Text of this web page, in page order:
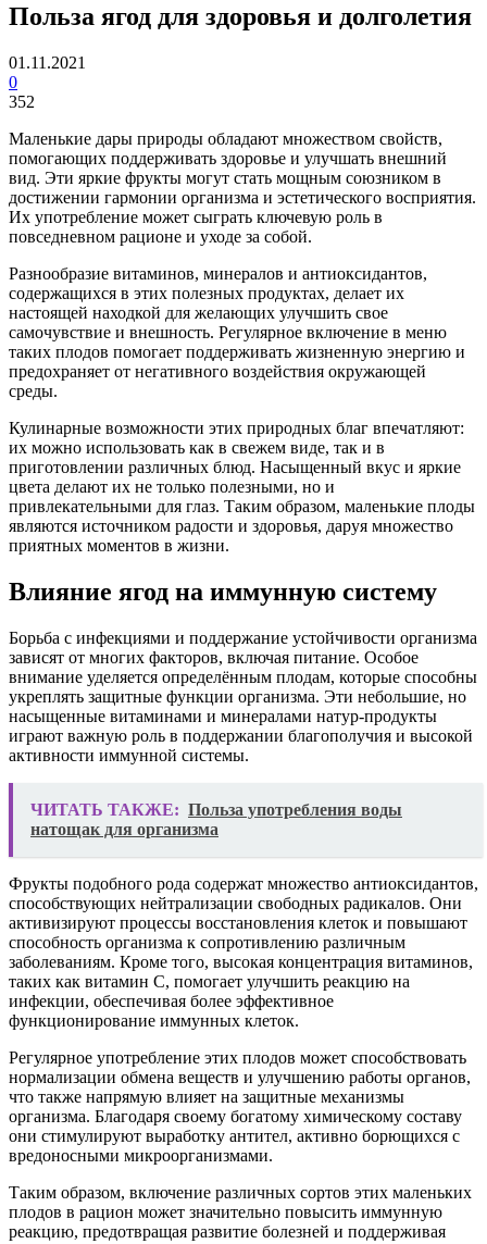
Польза ягод для здоровья и долголетия
01.11.2021
0
352
Маленькие дары природы обладают множеством свойств,
помогающих поддерживать здоровье и улучшать внешний
вид. Эти яркие фрукты могут стать мощным союзником в
достижении гармонии организма и эстетического восприятия.
Их употребление может сыграть ключевую роль в
повседневном рационе и уходе за собой.
Разнообразие витаминов, минералов и антиоксидантов,
содержащихся в этих полезных продуктах, делает их
настоящей находкой для желающих улучшить свое
самочувствие и внешность. Регулярное включение в меню
таких плодов помогает поддерживать жизненную энергию и
предохраняет от негативного воздействия окружающей
среды.
Кулинарные возможности этих природных благ впечатляют:
их можно использовать как в свежем виде, так и в
приготовлении различных блюд. Насыщенный вкус и яркие
цвета делают их не только полезными, но и
привлекательными для глаз. Таким образом, маленькие плоды
являются источником радости и здоровья, даруя множество
приятных моментов в жизни.
Влияние ягод на иммунную систему
Борьба с инфекциями и поддержание устойчивости организма
зависят от многих факторов, включая питание. Особое
внимание уделяется определённым плодам, которые способны
укреплять защитные функции организма. Эти небольшие, но
насыщенные витаминами и минералами натур-продукты
играют важную роль в поддержании благополучия и высокой
активности иммунной системы.
ЧИТАТЬ ТАКЖЕ: Польза употребления воды
натощак для организма
Фрукты подобного рода содержат множество антиоксидантов,
способствующих нейтрализации свободных радикалов. Они
активизируют процессы восстановления клеток и повышают
способность организма к сопротивлению различным
заболеваниям. Кроме того, высокая концентрация витаминов,
таких как витамин C, помогает улучшить реакцию на
инфекции, обеспечивая более эффективное
функционирование иммунных клеток.
Регулярное употребление этих плодов может способствовать
нормализации обмена веществ и улучшению работы органов,
что также напрямую влияет на защитные механизмы
организма. Благодаря своему богатому химическому составу
они стимулируют выработку антител, активно борющихся с
вредоносными микроорганизмами.
Таким образом, включение различных сортов этих маленьких
плодов в рацион может значительно повысить иммунную
реакцию, предотвращая развитие болезней и поддерживая